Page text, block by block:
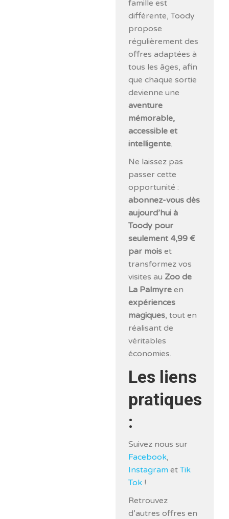
famille est
différente, Toody
propose
régulièrement des
offres adaptées à
tous les âges, afin
que chaque sortie
devienne une
aventure
mémorable,
accessible et
intelligente.
Ne laissez pas
passer cette
opportunité :
abonnez-vous dès
aujourd’hui à
Toody pour
seulement 4,99 €
par mois et
transformez vos
visites au Zoo de
La Palmyre en
expériences
magiques, tout en
réalisant de
véritables
économies.
Les liens
pratiques
:
Suivez nous sur
Facebook,
Instagram etTik
Tok !
Retrouvez
d’autres offres en